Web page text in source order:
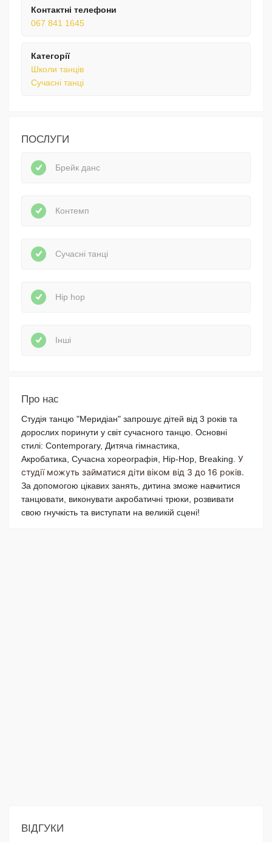
Контактні телефони
067 841 1645
Категорії
Школи танців
Сучасні танці
ПОСЛУГИ
Брейк данс
Контемп
Сучасні танці
Hip hop
Інші
Про нас
Студія танцю "Меридіан" запрошує дітей від 3 років та
дорослих поринути у світ сучасного танцю. Основні
стилі: Contemporary, Дитяча гімнастика,
Акробатика, Сучасна хореографія, Hip-Hop, Breaking. У
студії можуть займатися діти віком від 3 до 16 років.
За допомогою цікавих занять, дитина зможе навчитися
танцювати, виконувати акробатичні трюки, розвивати
свою гнучкість та виступати на великій сцені!
ВІДГУКИ